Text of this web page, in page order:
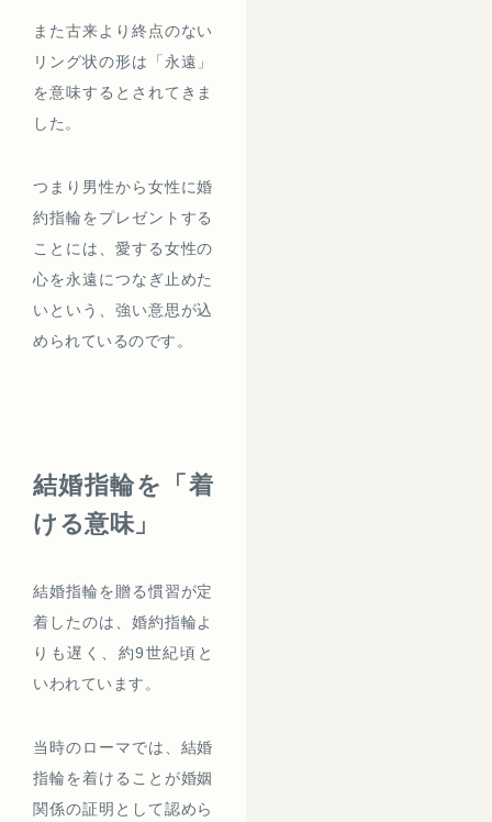
また古来より終点のない
リング状の形は「永遠」
を意味するとされてきま
した。
つまり男性から女性に婚
約指輪をプレゼントする
ことには、愛する女性の
心を永遠につなぎ止めた
いという、強い意思が込
められているのです。
結婚指輪を「着
ける意味」
結婚指輪を贈る慣習が定
着したのは、婚約指輪よ
りも遅く、約9世紀頃と
いわれています。
当時のローマでは、結婚
指輪を着けることが婚姻
関係の証明として認めら